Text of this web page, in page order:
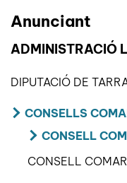
Anunciant
ADMINISTRACIÓ
DIPUTACIÓ DE
CONSELLS
CONSELL
CONSELL